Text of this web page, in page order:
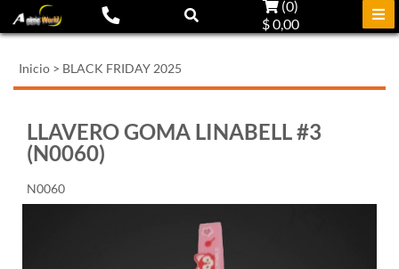
(0)
$ 0,00
Inicio > BLACK FRIDAY 2025
LLAVERO GOMA LINABELL #3
(N0060)
N0060